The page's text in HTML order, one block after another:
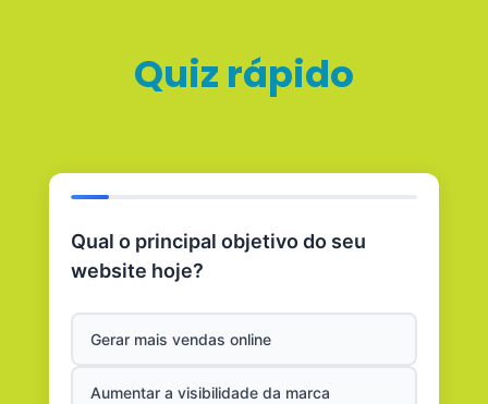
Quiz rápido
Qual o principal objetivo do seu
website hoje?
Gerar mais vendas online
Aumentar a visibilidade da marca